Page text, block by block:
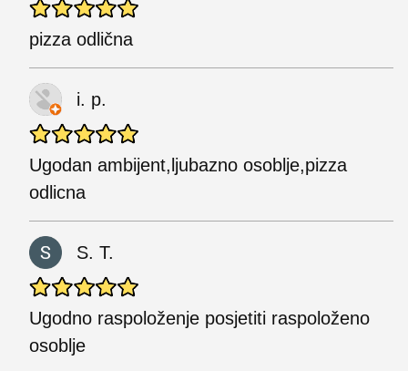
pizza odlična
i. p.
Ugodan ambijent,ljubazno osoblje,pizza
odlicna
S. T.
Ugodno raspoloženje posjetiti raspoloženo
osoblje